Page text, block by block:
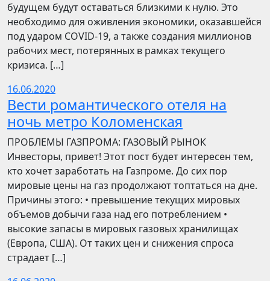
будущем будут оставаться близкими к нулю. Это
необходимо для оживления экономики, оказавшейся
под ударом COVID-19, а также создания миллионов
рабочих мест, потерянных в рамках текущего
кризиса. […]
16.06.2020
Вести романтического отеля на
ночь метро Коломенская
ПРОБЛЕМЫ ГАЗПРОМА: ГАЗОВЫЙ РЫНОК
Инвесторы, привет! Этот пост будет интересен тем,
кто хочет заработать на Газпроме. До сих пор
мировые цены на газ продолжают топтаться на дне.
Причины этого: • превышение текущих мировых
объемов добычи газа над его потреблением •
высокие запасы в мировых газовых хранилищах
(Европа, США). От таких цен и снижения спроса
страдает […]